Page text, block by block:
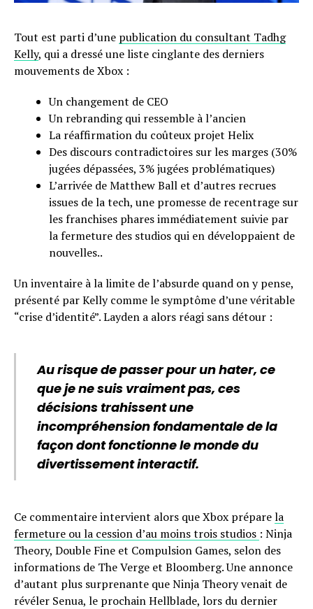
Tout est parti d’une publication du consultant Tadhg
Kelly, qui a dressé une liste cinglante des derniers
mouvements de Xbox :
Un changement de CEO
Un rebranding qui ressemble à l’ancien
La réaffirmation du coûteux projet Helix
Des discours contradictoires sur les marges (30%
jugées dépassées, 3% jugées problématiques)
L’arrivée de Matthew Ball et d’autres recrues
issues de la tech, une promesse de recentrage sur
les franchises phares immédiatement suivie par
la fermeture des studios qui en développaient de
nouvelles..
Un inventaire à la limite de l’absurde quand on y pense,
présenté par Kelly comme le symptôme d’une véritable
“crise d’identité”. Layden a alors réagi sans détour :
Au risque de passer pour un hater, ce
que je ne suis vraiment pas, ces
décisions trahissent une
incompréhension fondamentale de la
façon dont fonctionne le monde du
divertissement interactif.
Ce commentaire intervient alors que Xbox préparela
fermeture ou la cession d’au moins trois studios : Ninja
Theory, Double Fine et Compulsion Games, selon des
informations de The Verge et Bloomberg. Une annonce
d’autant plus surprenante que Ninja Theory venait de
révéler Senua, le prochain Hellblade, lors du dernier